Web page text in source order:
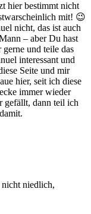
hier bestimmt nicht
mit! 😉
nicht, das ist auch
– aber Du hast
und teile das
interessant und
Seite und mir
hier, seit ich diese
immer wieder
gefällt, dann teil ich
niedlich,